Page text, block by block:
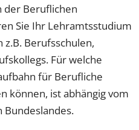
der Beruflichen
Sie Ihr Lehramtsstudium
Berufsschulen,
Für welche
für Berufliche
können, ist abhängig vom
Bundeslandes.